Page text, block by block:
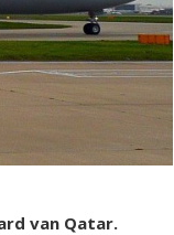
van Qatar.